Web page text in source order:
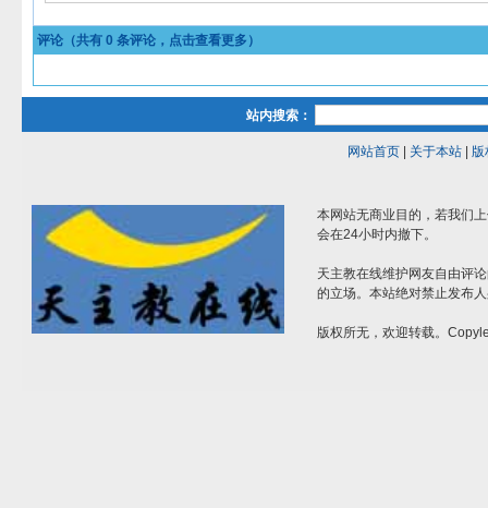
评论（共有 0 条评论，点击查看更多）
站内搜索：
网站首页| 关于本站| 版
本网站无商业目的，若我们
会在24小时内撤下。
天主教在线维护网友自由评
的立场。本站绝对禁止发布
版权所无，欢迎转载。